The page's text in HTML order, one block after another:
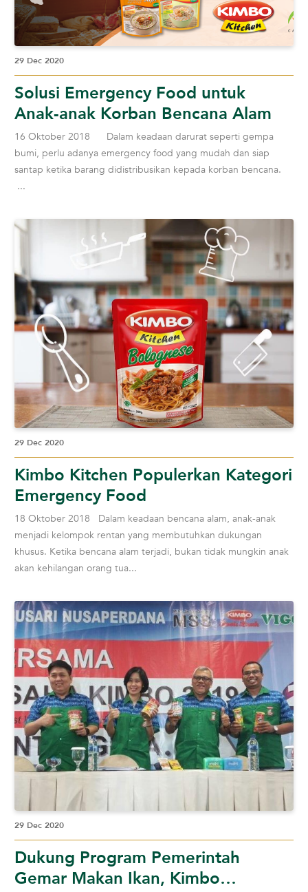
29 Dec 2020
Solusi Emergency Food untuk
Anak-anak Korban Bencana Alam
16 Oktober 2018 Dalam keadaan darurat seperti gempa
bumi, perlu adanya emergency food yang mudah dan siap
santap ketika barang didistribusikan kepada korban bencana.
...
29 Dec 2020
Kimbo Kitchen Populerkan Kategori
Emergency Food
18 Oktober 2018 Dalam keadaan bencana alam, anak-anak
menjadi kelompok rentan yang membutuhkan dukungan
khusus. Ketika bencana alam terjadi, bukan tidak mungkin anak
akan kehilangan orang tua...
29 Dec 2020
Dukung Program Pemerintah
Gemar Makan Ikan, Kimbo